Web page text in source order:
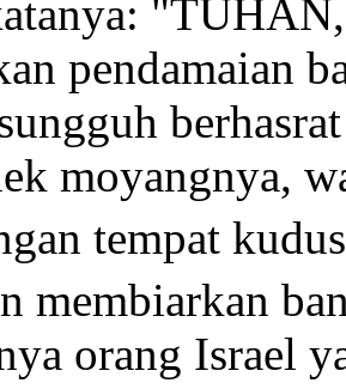
pendamaian
moyangnya,
tempat
membiarkan
orang Israel